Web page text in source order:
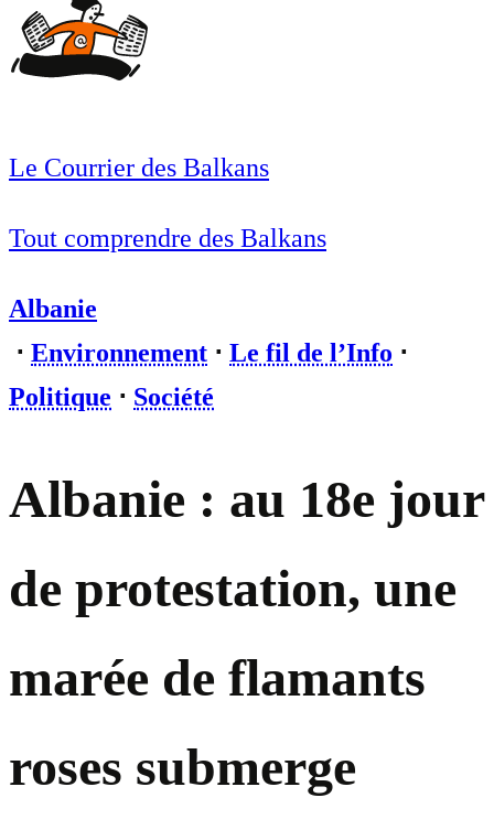
Le Courrier des Balkans
Tout comprendre des Balkans
Albanie
⋅ Environnement ⋅ Le fil de l’Info ⋅
Politique ⋅ Société
Albanie : au 18e jour
de protestation, une
marée de flamants
roses submerge